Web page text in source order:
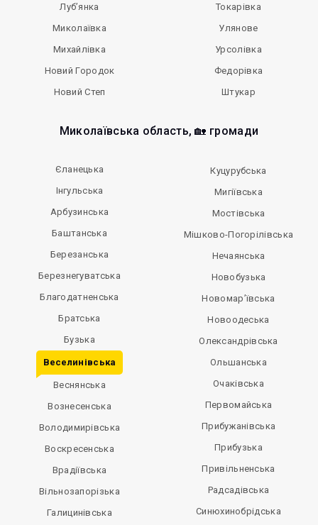
Луб’янка
Миколаївка
Михайлівка
Новий Городок
Новий Степ
Токарівка
Улянове
Урсолівка
Федорівка
Штукар
Миколаївська область, 🏡 громади
Єланецька
Інгульська
Арбузинська
Баштанська
Березанська
Березнегуватська
Благодатненська
Братська
Бузька
Веселинівська
Веснянська
Вознесенська
Володимирівська
Воскресенська
Врадіївська
Вільнозапорізька
Галицинівська
Куцурубська
Мигіївська
Мостівська
Мішково-Погорілівська
Нечаянська
Новобузька
Новомар’ївська
Новоодеська
Олександрівська
Ольшанська
Очаківська
Первомайська
Прибужанівська
Прибузька
Привільненська
Радсадівська
Синюхинобрідська